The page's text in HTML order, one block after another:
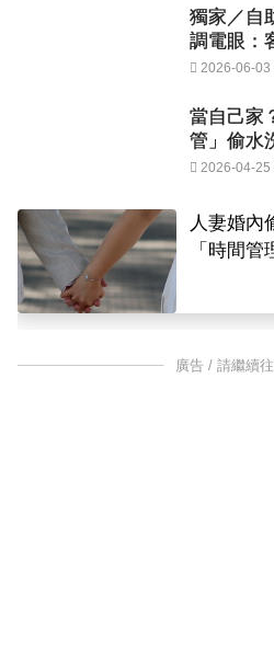
獨家／自
調電眼：
2026-06-03
當自己家
管」偷水
2026-04-25
人妻婚內
「時間
廣告 / 請繼續